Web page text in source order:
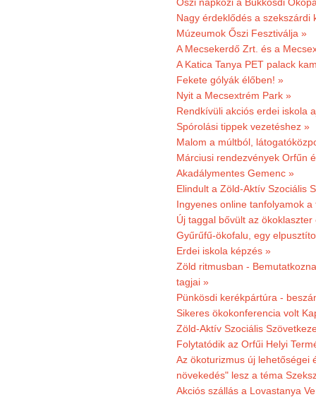
Nagy érdeklődés a szekszárdi
Múzeumok Őszi Fesztiválja »
A Mecsekerdő Zrt. és a
A Katica Tanya PET palack
Fekete gólyák élőben! »
Nyit a Mecsextrém Park »
Rendkívüli akciós erdei iskola
Spórolási tippek vezetéshez »
Malom a múltból,
Márciusi rendezvények Orfűn
Akadálymentes Gemenc »
Elindult a Zöld-Aktív Szociális
Ingyenes online tanfolyamok
Új taggal bővült az ökoklaszter
Gyűrűfű-ökofalu, egy
Erdei iskola képzés »
Zöld ritmusban -
tagjai »
Pünkösdi kerékpártúra -
Sikeres ökokonferencia volt
Zöld-Aktív Szociális
Folytatódik az Orfűi Helyi
Az ökoturizmus új lehetőségei
növekedés" lesz a téma
Akciós szállás a Lovastanya